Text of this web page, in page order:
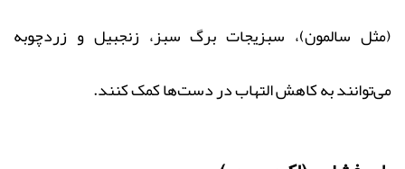
(مثل سالمون)، سبزیجات برگ سبز، زنجبیل و زردچوبه
می‌توانند به کاهش التهاب در دست‌ها کمک کنند.